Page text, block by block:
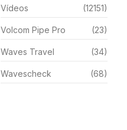
Vídeos (12151)
Volcom Pipe Pro (23)
Waves Travel (34)
Wavescheck (68)